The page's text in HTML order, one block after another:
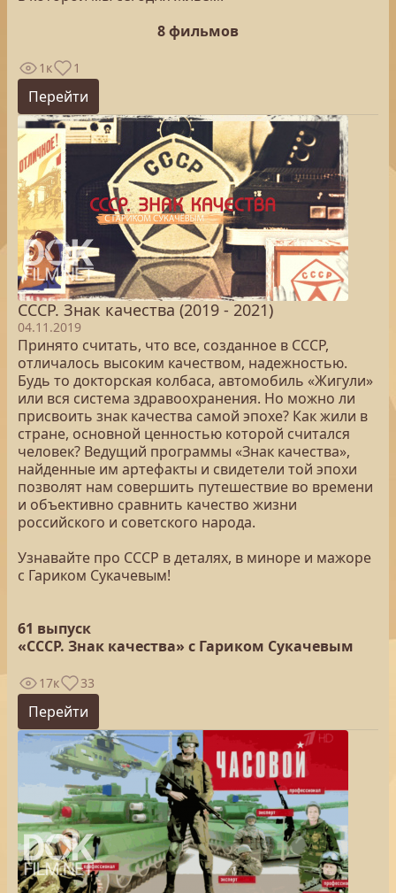
8 фильмов
1к 1
Перейти
СССР. Знак качества (2019 - 2021)
04.11.2019
Принято считать, что все, созданное в СССР,
отличалось высоким качеством, надежностью.
Будь то докторская колбаса, автомобиль «Жигули»
или вся система здравоохранения. Но можно ли
присвоить знак качества самой эпохе? Как жили в
стране, основной ценностью которой считался
человек? Ведущий программы «Знак качества»,
найденные им артефакты и свидетели той эпохи
позволят нам совершить путешествие во времени
и объективно сравнить качество жизни
российского и советского народа.
Узнавайте про СССР в деталях, в миноре и мажоре
с Гариком Сукачевым!
61 выпуск
«СССР. Знак качества» с Гариком Сукачевым
17к 33
Перейти